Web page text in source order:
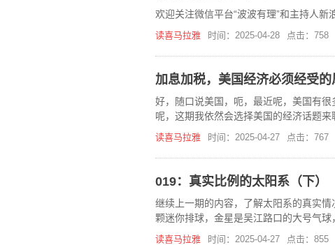
欢迎关注微信平台“波波有理”和主持人新
读喜马拉雅 时间：2025-04-28 点击：758
加息加税，美国经济必须经受的
好，随口说美国，呃，最近呢，美国有
呢，这期我依然会选择美国的经济话题
底层的其实都是经济问题。那社会问题，
读喜马拉雅 时间：2025-04-27 点击：767
019：真实比例的太阳系（下）
继续上一期的内容，了解太阳系的真实
颗迷你排球，金星是吴江路口的大号气
上......放大2784万倍后，这就是我们的太
读喜马拉雅 时间：2025-04-27 点击：855